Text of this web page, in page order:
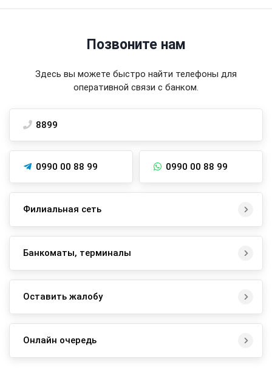
Позвоните нам
Здесь вы можете быстро найти телефоны для
оперативной связи с банком.
8899
0990 00 88 99 0990 00 88 99
Филиальная сеть
Банкоматы, терминалы
Оставить жалобу
Онлайн очередь